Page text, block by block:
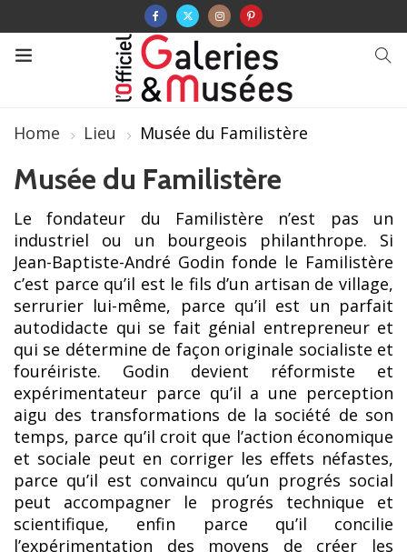
Home Lieu Musée du Familistère
Musée du Familistère
Le fondateur du Familistère n’est pas un
industriel ou un bourgeois philanthrope. Si
Jean-Baptiste-André Godin fonde le Familistère
c’est parce qu’il est le fils d’un artisan de village,
serrurier lui-même, parce qu’il est un parfait
autodidacte qui se fait génial entrepreneur et
qui se détermine de façon originale socialiste et
fouréiriste. Godin devient réformiste et
expérimentateur parce qu’il a une perception
aigu des transformations de la société de son
temps, parce qu’il croit que l’action économique
et sociale peut en corriger les effets néfastes,
parce qu’il est convaincu qu’un progrés social
peut accompagner le progrés technique et
scientifique, enfin parce qu’il concilie
l’expérimentation des moyens de créer les